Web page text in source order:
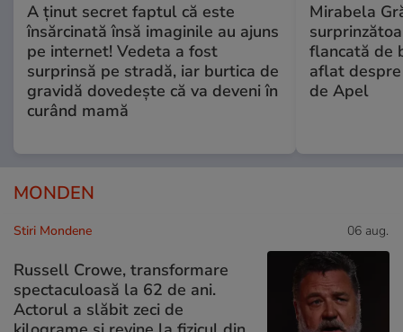
A ținut secret faptul că este
însărcinată însă imaginile au ajuns
pe internet! Vedeta a fost
surprinsă pe stradă, iar burtica de
gravidă dovedește că va deveni în
curând mamă
Mirabela
flancată de
aflat
de Apel
MONDEN
Stiri Mondene 06 aug.
Russell Crowe, transformare
spectaculoasă la 62 de ani.
Actorul a slăbit zeci de